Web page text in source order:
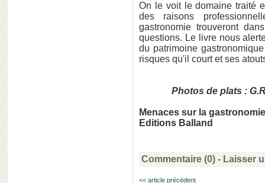
On le voit le domaine traité
des raisons
gastronomie trouveront
questions. Le livre nous
du patrimoine
risques qu'il court et ses
Photos de plats :
Menaces sur la
Editions Balland
Commentaire (0) - Laisser
<< article précédent